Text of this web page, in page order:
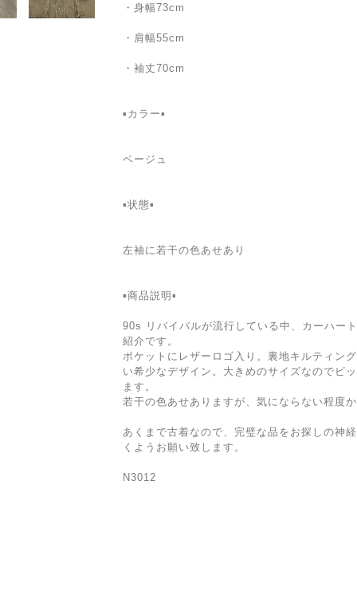
・身幅73cm
・肩幅55cm
・袖丈70cm
▪️カラー▪️
ベージュ
▪️状態▪️
左袖に若干の色あせあり
▪️商品説明▪️
90s リバイバルが流行している中、カーハー
紹介です。
ポケットにレザーロゴ入り。裏地キルティン
い希少なデザイン。大きめのサイズなのでビ
ます。
若干の色あせありますが、気にならない程度か
あくまで古着なので、完璧な品をお探しの神
くようお願い致します。
N3012